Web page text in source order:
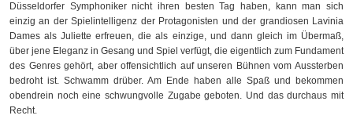
Düsseldorfer Symphoniker nicht ihren besten Tag haben, kann man sich
einzig an der Spielintelligenz der Protagonisten und der grandiosen Lavinia
Dames als Juliette erfreuen, die als einzige, und dann gleich im Übermaß,
über jene Eleganz in Gesang und Spiel verfügt, die eigentlich zum Fundament
des Genres gehört, aber offensichtlich auf unseren Bühnen vom Aussterben
bedroht ist. Schwamm drüber. Am Ende haben alle Spaß und bekommen
obendrein noch eine schwungvolle Zugabe geboten. Und das durchaus mit
Recht.